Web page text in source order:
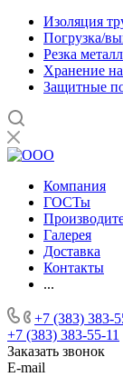
Изоляция
Погрузка/
Резка
Хранение
Защитные
Компания
ГОСТы
Галерея
Доставка
Контакты
...
+7 (383) 383-
+7 (383) 383-55-11
Заказать звонок
E-mail